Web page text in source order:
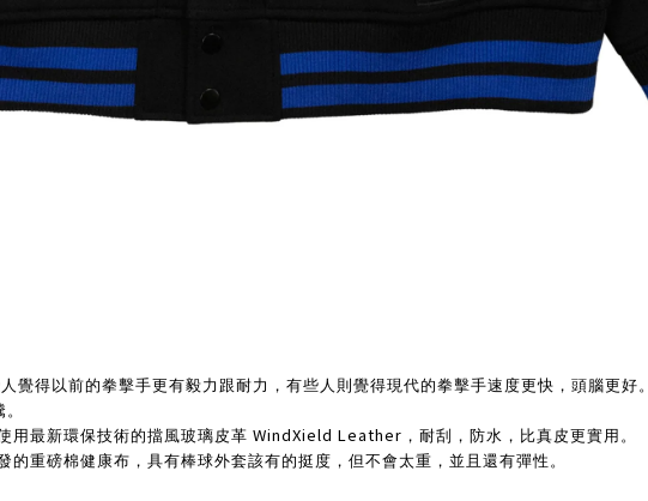
覺得以前的拳擊手更有毅力跟耐力，有些人則覺得現代的拳擊手速度更快，頭腦更好。
。
用最新環保技術的擋風玻璃皮革 WindXield Leather ，耐刮，防水，比真皮更實用。
重磅棉健康布，具有棒球外套該有的挺度，但不會太重，並且還有彈性。